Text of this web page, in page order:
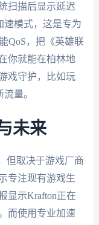
扫描后显示延迟
速模式，这是专为
QoS，把《英雄联
你就能在柏林地
戏守护，比如玩
量。
未来
但取决于游戏厂商
专注现有游戏生
显示Krafton正在
而使用专业加速